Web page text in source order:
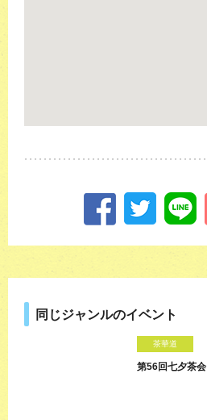
同じジャンルのイベント
茶華道
第56回七夕茶会